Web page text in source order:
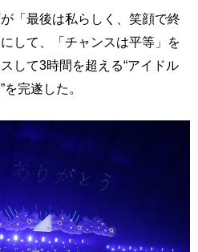
「最後は私らしく、笑顔で終
して、「チャンスは平等」を
して3時間を超える“アイドル
完遂した。